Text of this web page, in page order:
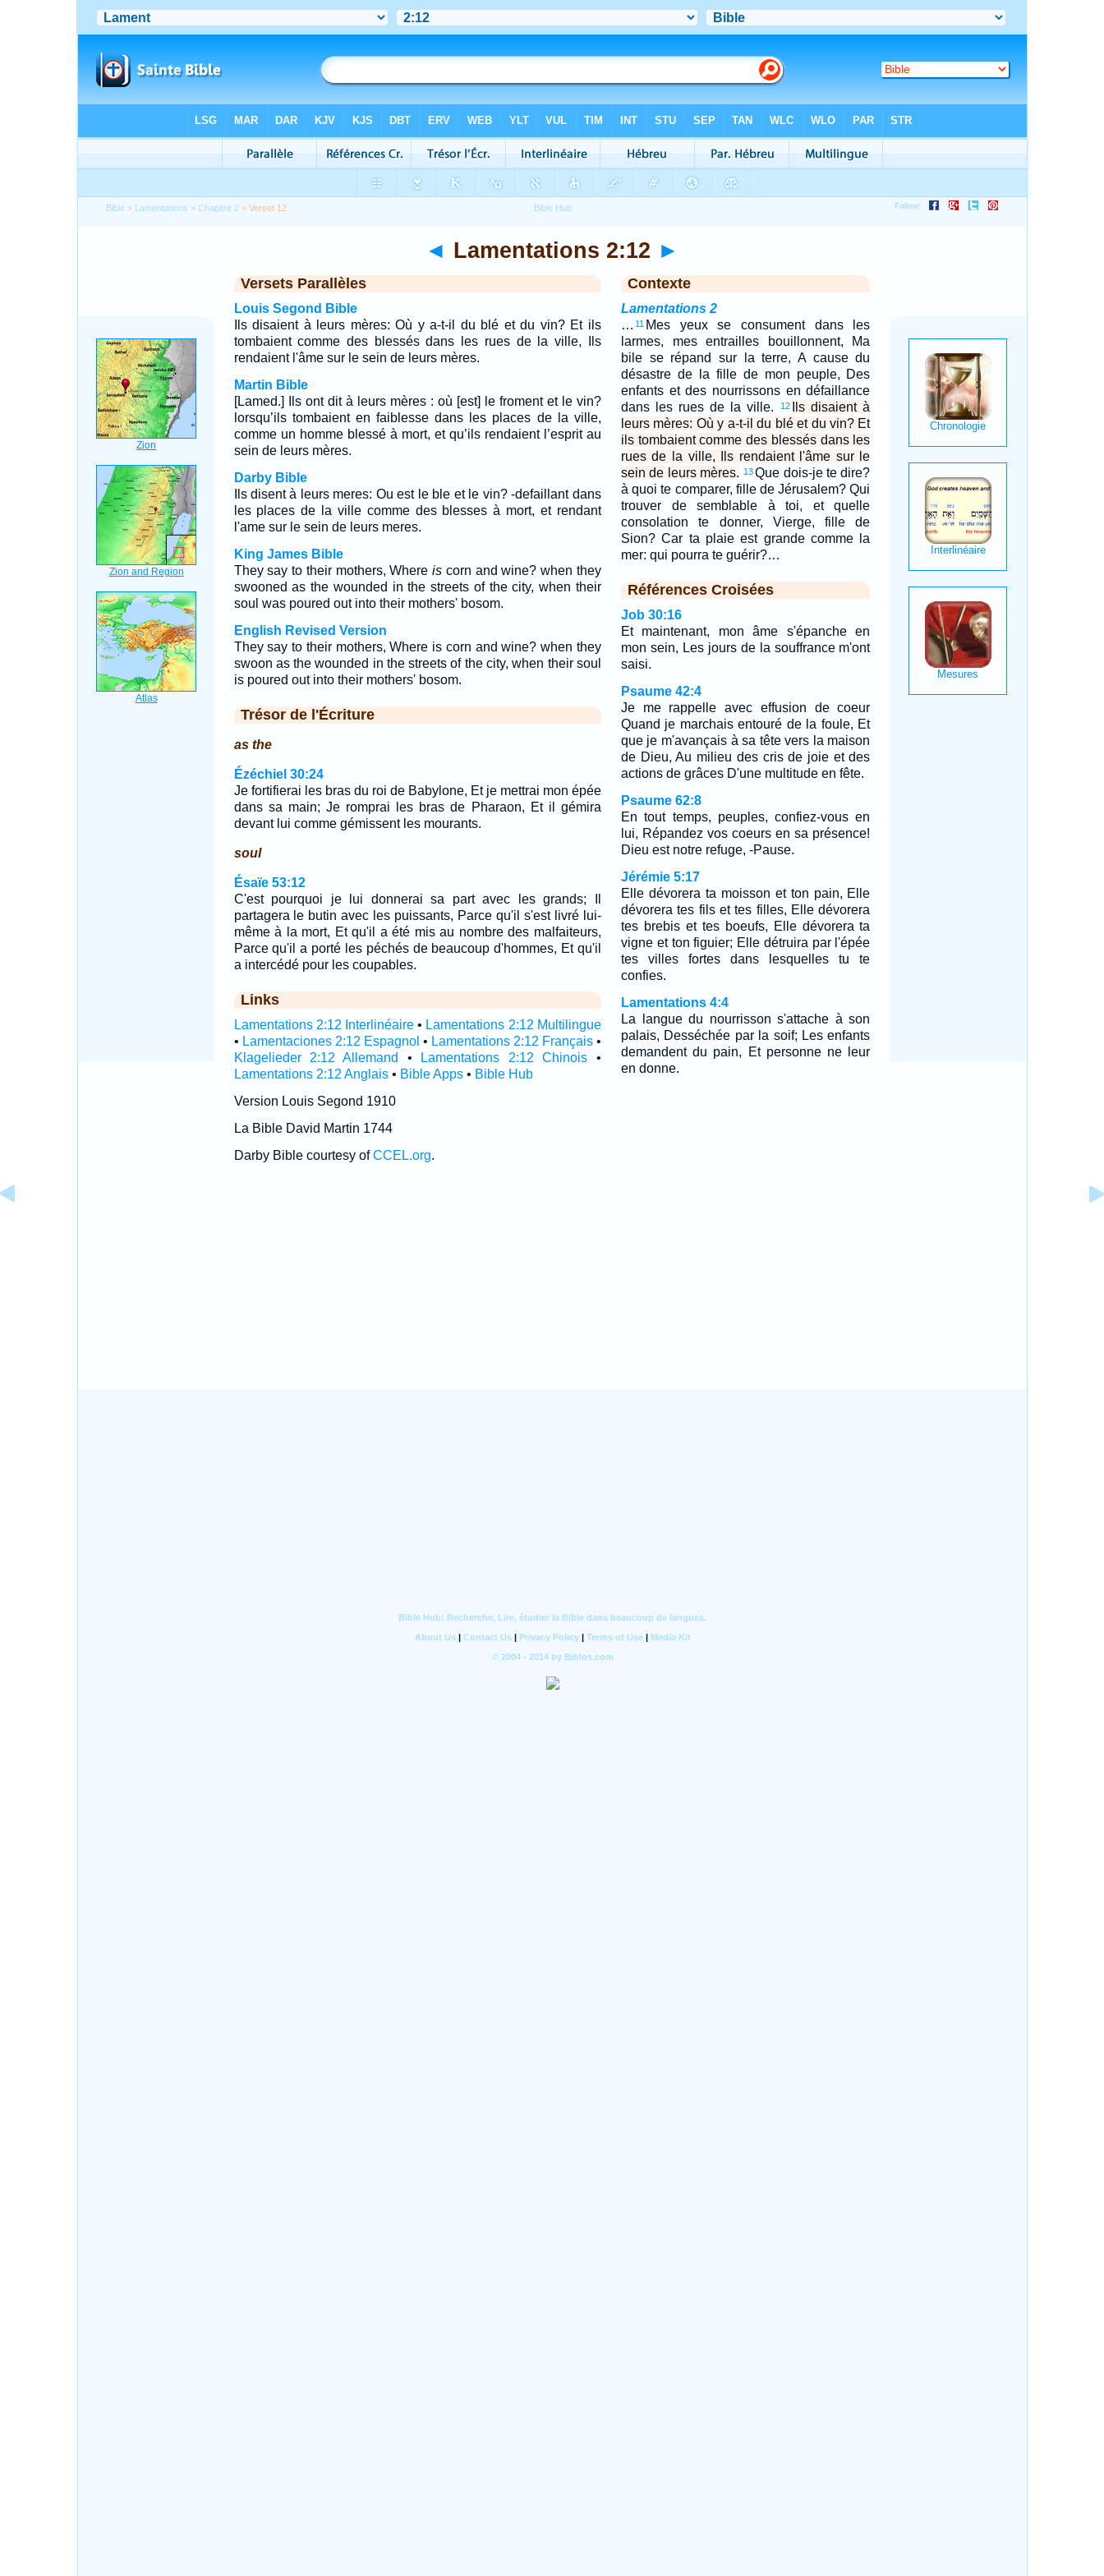
Bible > Lamentations >Chapitre 2 > Verset 12
◄ Lamentations 2:12 ►
Versets Parallèles
Louis Segond Bible
Ils disaient à leurs mères: Où y a-t-il du blé et du vin? Et ils
tombaient comme des blessés dans les rues de la ville, Ils
rendaient l'âme sur le sein de leurs mères.
Martin Bible
[Lamed.] Ils ont dit à leurs mères : où [est] le froment et le vin?
lorsqu’ils tombaient en faiblesse dans les places de la ville,
comme un homme blessé à mort, et qu’ils rendaient l’esprit au
sein de leurs mères.
Darby Bible
Ils disent à leurs meres: Ou est le ble et le vin? -defaillant dans
les places de la ville comme des blesses à mort, et rendant
l'ame sur le sein de leurs meres.
King James Bible
They say to their mothers, Whereis corn and wine? when they
swooned as the wounded in the streets of the city, when their
soul was poured out into their mothers' bosom.
English Revised Version
They say to their mothers, Where is corn and wine? when they
swoon as the wounded in the streets of the city, when their soul
is poured out into their mothers' bosom.
Trésor de l'Écriture
as the
Ézéchiel 30:24
Je fortifierai les bras du roi de Babylone, Et je mettrai mon épée
dans sa main; Je romprai les bras de Pharaon, Et il gémira
devant lui comme gémissent les mourants.
soul
Ésaïe 53:12
C'est pourquoi je lui donnerai sa part avec les grands; Il
partagera le butin avec les puissants, Parce qu'il s'est livré lui-
même à la mort, Et qu'il a été mis au nombre des malfaiteurs,
Parce qu'il a porté les péchés de beaucoup d'hommes, Et qu'il
a intercédé pour les coupables.
Links
Lamentations 2:12 Interlinéaire• Lamentations 2:12 Multilingue
• Lamentaciones 2:12 Espagnol • Lamentations 2:12 Français•
Klagelieder 2:12 Allemand
• Lamentations 2:12 Chinois •
Lamentations 2:12 Anglais• Bible Apps• Bible Hub
Version Louis Segond 1910
La Bible David Martin 1744
Darby Bible courtesy ofCCEL.org.
Contexte
Lamentations 2
… 11 Mes yeux se consument dans les
larmes, mes entrailles bouillonnent, Ma
bile se répand sur la terre, A cause du
désastre de la fille de mon peuple, Des
enfants et des nourrissons en défaillance
dans les rues de la ville.
12
Ils disaient à
leurs mères: Où y a-t-il du blé et du vin? Et
ils tombaient comme des blessés dans les
rues de la ville, Ils rendaient l'âme sur le
sein de leurs mères. 13Que dois-je te dire?
à quoi te comparer, fille de Jérusalem? Qui
trouver de semblable à toi, et quelle
consolation te donner, Vierge, fille de
Sion? Car ta plaie est grande comme la
mer: qui pourra te guérir?…
Références Croisées
Job 30:16
Et maintenant, mon âme s'épanche en
mon sein, Les jours de la souffrance m'ont
saisi.
Psaume 42:4
Je me rappelle avec effusion de coeur
Quand je marchais entouré de la foule, Et
que je m'avançais à sa tête vers la maison
de Dieu, Au milieu des cris de joie et des
actions de grâces D'une multitude en fête.
Psaume 62:8
En tout temps, peuples, confiez-vous en
lui, Répandez vos coeurs en sa présence!
Dieu est notre refuge, -Pause.
Jérémie 5:17
Elle dévorera ta moisson et ton pain, Elle
dévorera tes fils et tes filles, Elle dévorera
tes brebis et tes boeufs, Elle dévorera ta
vigne et ton figuier; Elle détruira par l'épée
tes villes fortes dans lesquelles tu te
confies.
Lamentations 4:4
La langue du nourrisson s'attache à son
palais, Desséchée par la soif; Les enfants
demandent du pain, Et personne ne leur
en donne.